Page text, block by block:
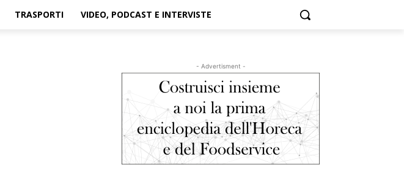
TRASPORTI VIDEO, PODCAST E INTERVISTE
- Advertisment -